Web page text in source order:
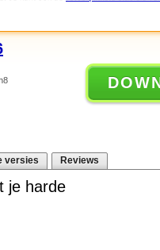
versies Reviews
je harde